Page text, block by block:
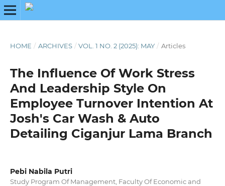
HOME / ARCHIVES / VOL. 1 NO. 2 (2025): MAY / Articles
The Influence Of Work Stress
And Leadership Style On
Employee Turnover Intention At
Josh's Car Wash & Auto
Detailing Ciganjur Lama Branch
Pebi Nabila Putri
Study Program Of Management, Faculty Of Economic and